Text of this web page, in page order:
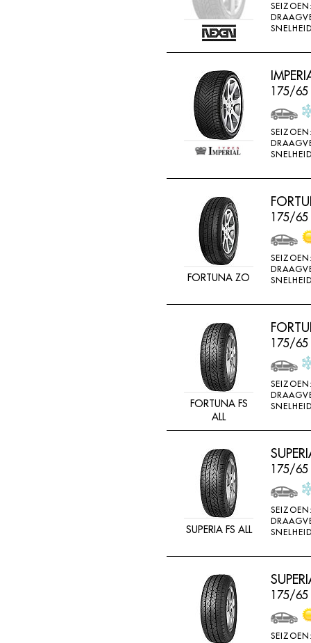
175/65
FORTUNA ZO
175/65
FORTUNA FS
ALL
175/65
SUPERIA FS ALL
175/65
175/65